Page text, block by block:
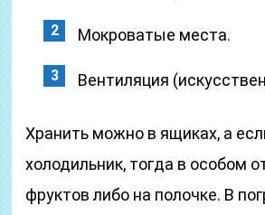
Мокроватые места.
Вентиляция
Хранить можно в ящиках, а
холодильник, тогда в особом
фруктов либо на полочке. В